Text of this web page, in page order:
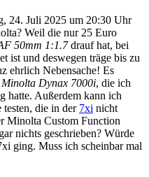
24. Juli 2025 um 20:30 Uhr
Weil die nur 25 Euro
50mm 1:1.7drauf hat, bei
ist und deswegen träge bis zu
ehrlich Nebensache! Es
Minolta Dynax 7000i, die ich
hatte. Außerdem kann ich
die in der 7xi nicht
Minolta Custom Function
nichts geschrieben? Würde
ging. Muss ich scheinbar mal